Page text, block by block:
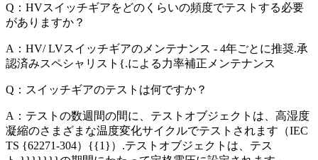
Q：HVスイッチギアをどのくらいの頻度でテストする必要
がありますか？
A：HV/ LVスイッチギアのメンテナンス - 4年ごとに推奨.承
認済みスペシャリスト{.による力率補正メンテナンス
Q：スイッチギアのテストは何ですか？
A：テストの数週間の間に、テストオブジェクトは、高湿度
凝縮のさまざまな温度変化サイクルでテストされます（IEC
TS {62271-304）{{1}）.テストオブジェクトは、テス